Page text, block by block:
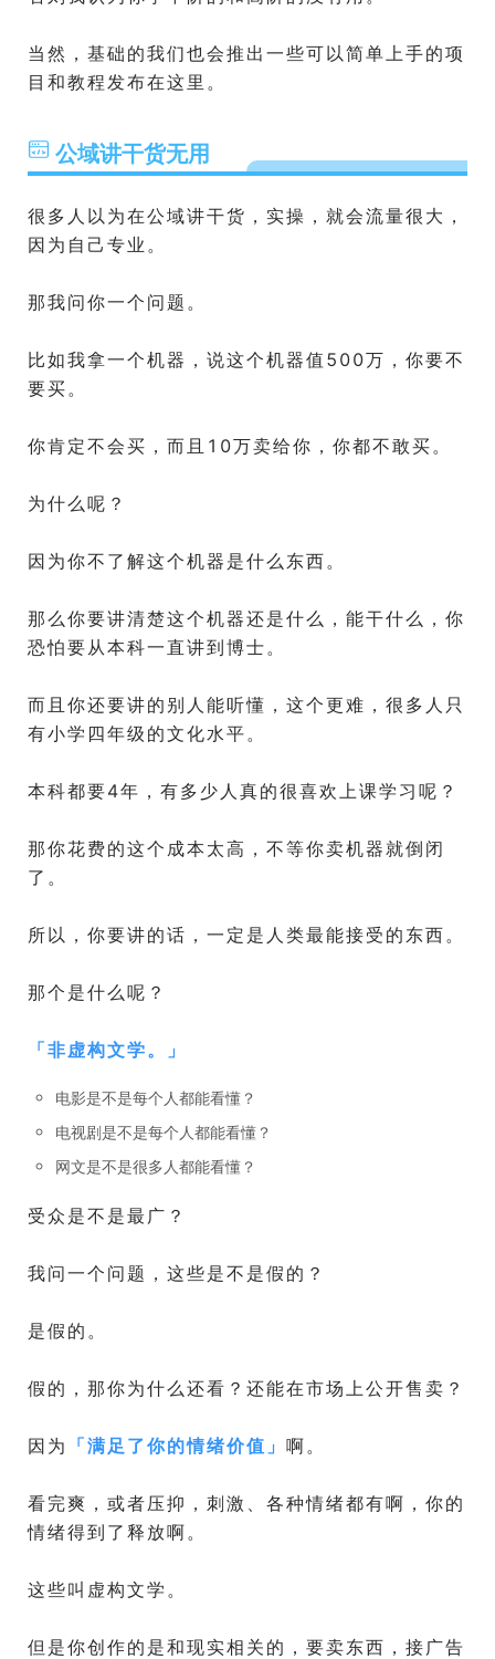
当然，基础的我们也会推出一些可以简单上手的项
目和教程发布在这里。
公域讲干货无用
很多人以为在公域讲干货，实操，就会流量很大，
因为自己专业。
那我问你一个问题。
比如我拿一个机器，说这个机器值500万，你要不
要买。
你肯定不会买，而且10万卖给你，你都不敢买。
为什么呢？
因为你不了解这个机器是什么东西。
那么你要讲清楚这个机器还是什么，能干什么，你
恐怕要从本科一直讲到博士。
而且你还要讲的别人能听懂，这个更难，很多人只
有小学四年级的文化水平。
本科都要4年，有多少人真的很喜欢上课学习呢？
那你花费的这个成本太高，不等你卖机器就倒闭
了。
所以，你要讲的话，一定是人类最能接受的东西。
那个是什么呢？
「非虚构文学。 」
电影是不是每个人都能看懂？
电视剧是不是每个人都能看懂？
网文是不是很多人都能看懂？
受众是不是最广？
我问一个问题，这些是不是假的？
是假的。
假的，那你为什么还看？还能在市场上公开售卖？
因为 「满足了你的情绪价值 」 啊。
看完爽，或者压抑，刺激、各种情绪都有啊，你的
情绪得到了释放啊。
这些叫虚构文学。
但是你创作的是和现实相关的，要卖东西，接广告